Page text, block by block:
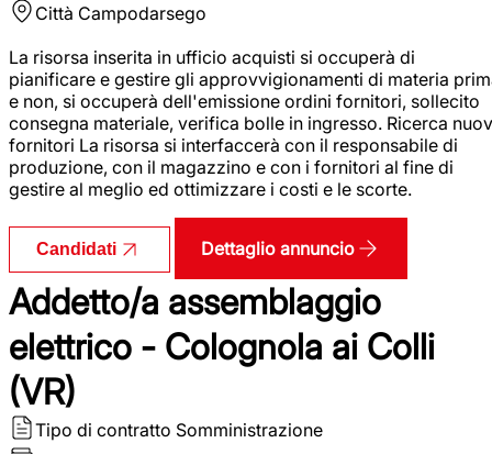
Città Campodarsego
La risorsa inserita in ufficio acquisti si occuperà di
pianificare e gestire gli approvvigionamenti di materia
e non, si occuperà dell'emissione ordini fornitori, sollecito
consegna materiale, verifica bolle in ingresso. Ricerca
fornitori La risorsa si interfaccerà con il responsabile di
produzione, con il magazzino e con i fornitori al fine di
gestire al meglio ed ottimizzare i costi e le scorte.
Candidati Dettaglio annuncio
Addetto/a assemblaggio
elettrico - Colognola ai Colli
(VR)
Tipo di contratto Somministrazione